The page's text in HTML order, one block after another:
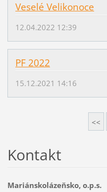
Veselé Velikonoce
12.04.2022 12:39
PF 2022
15.12.2021 14:16
<<
Kontakt
Mariánskolázeňsko, o.p.s.